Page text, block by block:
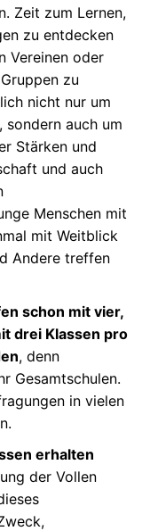
Zeit zum Lernen,
zu entdecken
Vereinen oder
zu
nicht nur um
auch um
Stärken und
und auch
Menschen mit
mit Weitblick
Andere treffen
schon mit vier,
drei Klassen pro
, denn
Gesamtschulen.
in vielen
erhalten
der Vollen